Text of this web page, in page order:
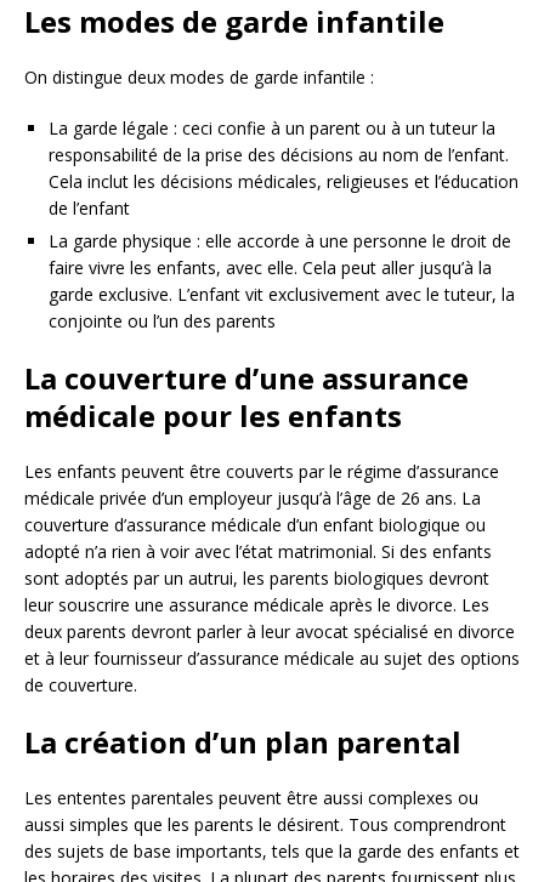
Les modes de garde infantile
On distingue deux modes de garde infantile :
La garde légale : ceci confie à un parent ou à un tuteur la
responsabilité de la prise des décisions au nom de l’enfant.
Cela inclut les décisions médicales, religieuses et l’éducation
de l’enfant
La garde physique : elle accorde à une personne le droit de
faire vivre les enfants, avec elle. Cela peut aller jusqu’à la
garde exclusive. L’enfant vit exclusivement avec le tuteur, la
conjointe ou l’un des parents
La couverture d’une assurance
médicale pour les enfants
Les enfants peuvent être couverts par le régime d’assurance
médicale privée d’un employeur jusqu’à l’âge de 26 ans. La
couverture d’assurance médicale d’un enfant biologique ou
adopté n’a rien à voir avec l’état matrimonial. Si des enfants
sont adoptés par un autrui, les parents biologiques devront
leur souscrire une assurance médicale après le divorce. Les
deux parents devront parler à leur avocat spécialisé en divorce
et à leur fournisseur d’assurance médicale au sujet des options
de couverture.
La création d’un plan parental
Les ententes parentales peuvent être aussi complexes ou
aussi simples que les parents le désirent. Tous comprendront
des sujets de base importants, tels que la garde des enfants et